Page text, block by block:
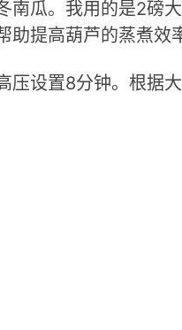
南瓜。我用的是2磅
助提高葫芦的蒸煮效
压设置8分钟。根据